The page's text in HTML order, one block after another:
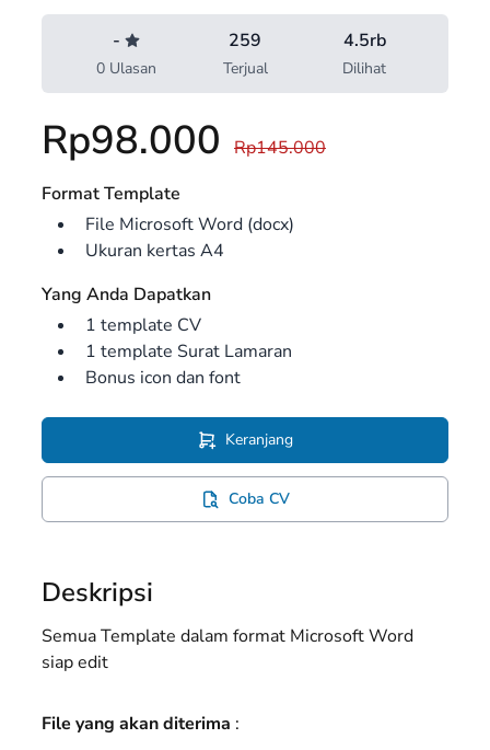
-
0 Ulasan
259
Terjual
4.5rb
Dilihat
Rp98.000
Rp145.000
Format Template
File Microsoft Word (docx)
Ukuran kertas A4
Yang Anda Dapatkan
1 template CV
1 template Surat Lamaran
Bonus icon dan font
Keranjang
Coba CV
Deskripsi
Semua Template dalam format Microsoft Word
siap edit
File yang akan diterima :